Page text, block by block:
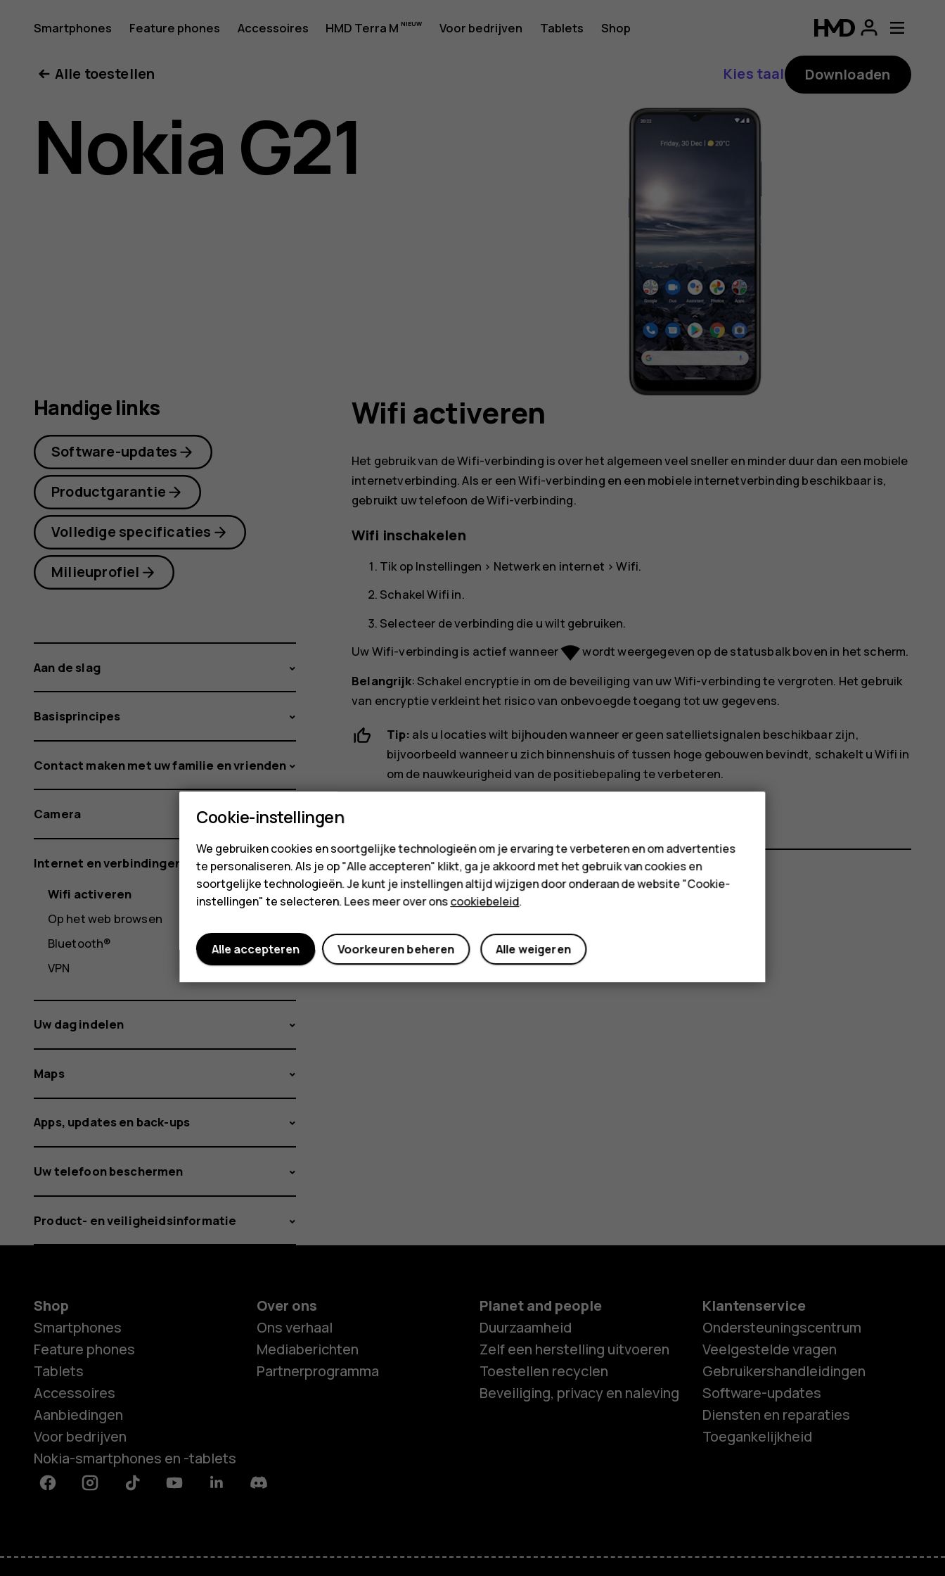
Gebruikershandleiding
voor
Nokia
Smartphones Feature phones Accessoires HMD Terra M Voor bedrijven Tablets Shop
Smartphones
Alle toestellen
Kies taal Downloaden
Nokia G21
Wifi activeren
Het gebruik van de Wifi-verbinding is over het algemeen veel sneller en minder duur dan een mobiele
internetverbinding. Als er een Wifi-verbinding en een mobiele internetverbinding beschikbaar is,
gebruikt uw telefoon de Wifi-verbinding.
Wifi inschakelen
Tik op Instellingen > Netwerk en internet >Wifi.
SchakelWifi in.
Selecteer de verbinding die u wilt gebruiken.
Uw Wifi-verbinding is actief wanneernetwork_wifiwordt weergegeven op de statusbalk boven in het scherm.
Belangrijk: Schakel encryptie in om de beveiliging van uw Wifi-verbinding te vergroten. Het gebruik
van encryptie verkleint het risico van onbevoegde toegang tot uw gegevens.
Tip: als u locaties wilt bijhouden wanneer er geen satellietsignalen beschikbaar zijn,
bijvoorbeeld wanneer u zich binnenshuis of tussen hoge gebouwen bevindt, schakelt u Wifi in
om de nauwkeurigheid van de positiebepaling te verbeteren.
Was deze informatie nuttig?
Ja Nee
Handige links
Software-updates
Productgarantie
Volledige specificaties
Milieuprofiel
Aan de slag
Basisprincipes
Contact maken met uw familie en vrienden
Camera
Internet en verbindingen
Wifi activeren
Op het web browsen
Bluetooth®
VPN
Uw dag indelen
Maps
Apps, updates en back-ups
Uw telefoon beschermen
Product- en veiligheidsinformatie
Shop
Smartphones
Feature phones
Tablets
Accessoires
Aanbiedingen
Voor bedrijven
Nokia-smartphones en -tablets
Over ons
Ons verhaal
Mediaberichten
Partnerprogramma
Planet and people
Duurzaamheid
Zelf een herstelling uitvoeren
Toestellen recyclen
Beveiliging, privacy en naleving
Klantenservice
Ondersteuningscentrum
Veelgestelde vragen
Gebruikershandleidingen
Software-updates
Diensten en reparaties
Toegankelijkheid
FacebookInstagramTiktok YoutubeLinkedinDiscord
Cookie-instellingen
We gebruiken cookies en soortgelijke technologieën om je ervaring te verbeteren en om advertenties
te personaliseren. Als je op "Alle accepteren" klikt, ga je akkoord met het gebruik van cookies en
soortgelijke technologieën. Je kunt je instellingen altijd wijzigen door onderaan de website "Cookie-
instellingen" te selecteren. Lees meer over onscookiebeleid.
Alle weigeren
Voorkeuren beheren
Alle accepteren